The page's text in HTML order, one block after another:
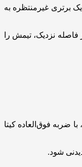
برتری غیرمنتظره به
نزدیک، تیمش را
شده، با ضربه فوق‌العاده کیتا